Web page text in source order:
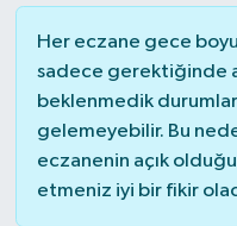
Her eczane gece
sadece gerektiğinde
beklenmedik
gelemeyebilir. Bu
eczanenin açık
etmeniz iyi bir fikir